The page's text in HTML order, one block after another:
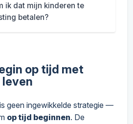
ik dat mijn kinderen te
betalen?
op tijd met
geen ingewikkelde strategie —
op tijd beginnen. De